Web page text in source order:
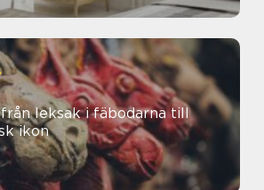
ikon